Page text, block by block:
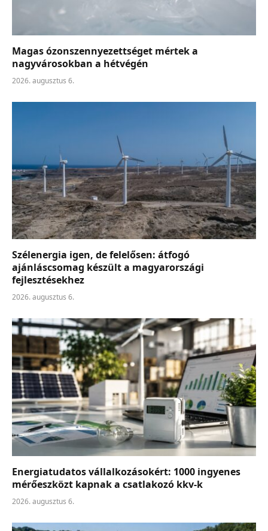
Magas ózonszennyezettséget mértek a
nagyvárosokban a hétvégén
2026. augusztus 6.
Szélenergia igen, de felelősen: átfogó
ajánláscsomag készült a magyarországi
fejlesztésekhez
2026. augusztus 6.
Energiatudatos vállalkozásokért: 1000 ingyenes
mérőeszközt kapnak a csatlakozó kkv-k
2026. augusztus 6.